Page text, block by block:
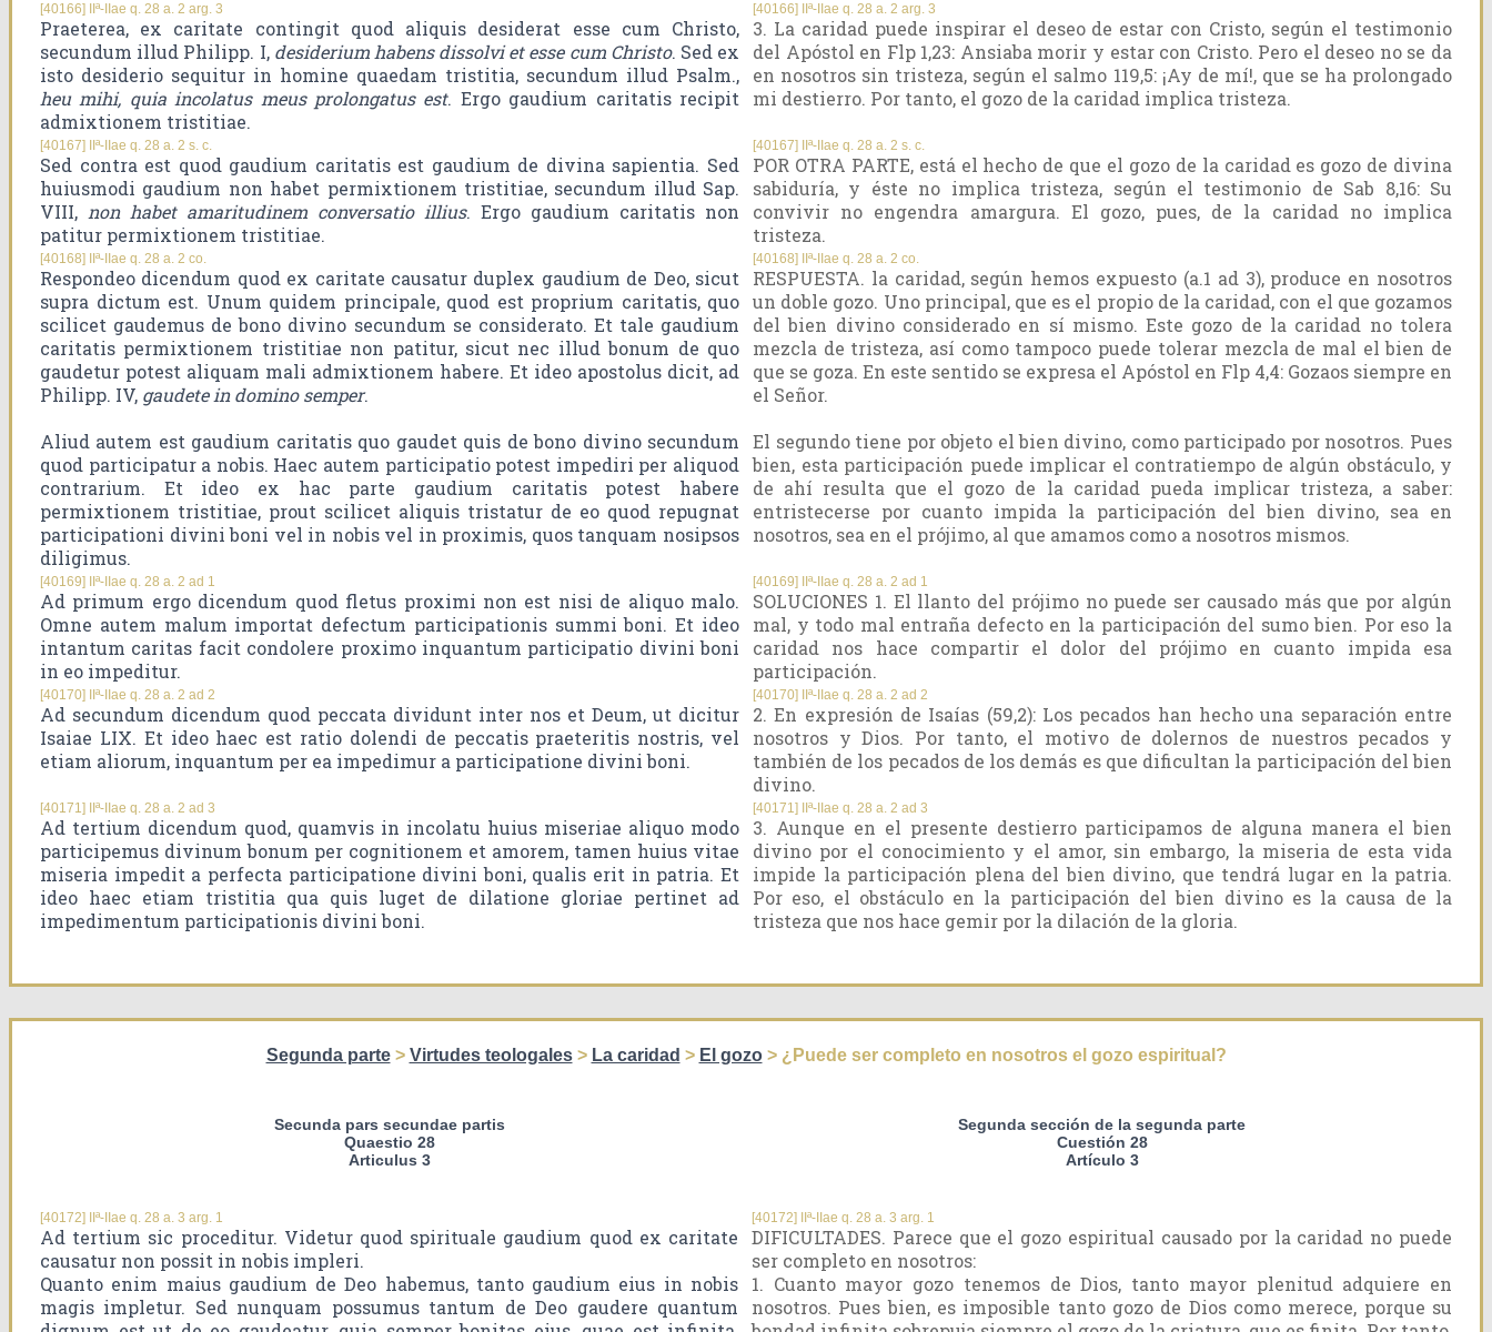
[40166] IIª-IIae q. 28 a. 2 arg. 3
Praeterea, ex caritate contingit quod aliquis desiderat esse cum Christo,
secundum illud Philipp. I, desiderium habens dissolvi et esse cum Christo. Sed ex
isto desiderio sequitur in homine quaedam tristitia, secundum illud Psalm.,
heu mihi, quia incolatus meus prolongatus est. Ergo gaudium caritatis recipit
admixtionem tristitiae.
[40166] IIª-IIae q. 28 a. 2 arg. 3
3. La caridad puede inspirar el deseo de estar con Cristo, según el testimonio
del Apóstol en Flp 1,23: Ansiaba morir y estar con Cristo. Pero el deseo no se da
en nosotros sin tristeza, según el salmo 119,5: ¡Ay de mí!, que se ha prolongado
mi destierro. Por tanto, el gozo de la caridad implica tristeza.
[40167] IIª-IIae q. 28 a. 2 s. c.
Sed contra est quod gaudium caritatis est gaudium de divina sapientia. Sed
huiusmodi gaudium non habet permixtionem tristitiae, secundum illud Sap.
VIII, non habet amaritudinem conversatio illius. Ergo gaudium caritatis non
patitur permixtionem tristitiae.
[40167] IIª-IIae q. 28 a. 2 s. c.
POR OTRA PARTE, está el hecho de que el gozo de la caridad es gozo de divina
sabiduría, y éste no implica tristeza, según el testimonio de Sab 8,16: Su
convivir no engendra amargura. El gozo, pues, de la caridad no implica
tristeza.
[40168] IIª-IIae q. 28 a. 2 co.
Respondeo dicendum quod ex caritate causatur duplex gaudium de Deo, sicut
supra dictum est. Unum quidem principale, quod est proprium caritatis, quo
scilicet gaudemus de bono divino secundum se considerato. Et tale gaudium
caritatis permixtionem tristitiae non patitur, sicut nec illud bonum de quo
gaudetur potest aliquam mali admixtionem habere. Et ideo apostolus dicit, ad
Philipp. IV, gaudete in domino semper.
Aliud autem est gaudium caritatis quo gaudet quis de bono divino secundum
quod participatur a nobis. Haec autem participatio potest impediri per aliquod
contrarium. Et ideo ex hac parte gaudium caritatis potest habere
permixtionem tristitiae, prout scilicet aliquis tristatur de eo quod repugnat
participationi divini boni vel in nobis vel in proximis, quos tanquam nosipsos
diligimus.
[40168] IIª-IIae q. 28 a. 2 co.
RESPUESTA. la caridad, según hemos expuesto (a.1 ad 3), produce en nosotros
un doble gozo. Uno principal, que es el propio de la caridad, con el que gozamos
del bien divino considerado en sí mismo. Este gozo de la caridad no tolera
mezcla de tristeza, así como tampoco puede tolerar mezcla de mal el bien de
que se goza. En este sentido se expresa el Apóstol en Flp 4,4: Gozaos siempre en
el Señor.
El segundo tiene por objeto el bien divino, como participado por nosotros. Pues
bien, esta participación puede implicar el contratiempo de algún obstáculo, y
de ahí resulta que el gozo de la caridad pueda implicar tristeza, a saber:
entristecerse por cuanto impida la participación del bien divino, sea en
nosotros, sea en el prójimo, al que amamos como a nosotros mismos.
[40169] IIª-IIae q. 28 a. 2 ad 1
Ad primum ergo dicendum quod fletus proximi non est nisi de aliquo malo.
Omne autem malum importat defectum participationis summi boni. Et ideo
intantum caritas facit condolere proximo inquantum participatio divini boni
in eo impeditur.
[40169] IIª-IIae q. 28 a. 2 ad 1
SOLUCIONES 1. El llanto del prójimo no puede ser causado más que por algún
mal, y todo mal entraña defecto en la participación del sumo bien. Por eso la
caridad nos hace compartir el dolor del prójimo en cuanto impida esa
participación.
[40170] IIª-IIae q. 28 a. 2 ad 2
Ad secundum dicendum quod peccata dividunt inter nos et Deum, ut dicitur
Isaiae LIX. Et ideo haec est ratio dolendi de peccatis praeteritis nostris, vel
etiam aliorum, inquantum per ea impedimur a participatione divini boni.
[40170] IIª-IIae q. 28 a. 2 ad 2
2. En expresión de Isaías (59,2): Los pecados han hecho una separación entre
nosotros y Dios. Por tanto, el motivo de dolernos de nuestros pecados y
también de los pecados de los demás es que dificultan la participación del bien
divino.
[40171] IIª-IIae q. 28 a. 2 ad 3
Ad tertium dicendum quod, quamvis in incolatu huius miseriae aliquo modo
participemus divinum bonum per cognitionem et amorem, tamen huius vitae
miseria impedit a perfecta participatione divini boni, qualis erit in patria. Et
ideo haec etiam tristitia qua quis luget de dilatione gloriae pertinet ad
impedimentum participationis divini boni.
[40171] IIª-IIae q. 28 a. 2 ad 3
3. Aunque en el presente destierro participamos de alguna manera el bien
divino por el conocimiento y el amor, sin embargo, la miseria de esta vida
impide la participación plena del bien divino, que tendrá lugar en la patria.
Por eso, el obstáculo en la participación del bien divino es la causa de la
tristeza que nos hace gemir por la dilación de la gloria.
Segunda parte> Virtudes teologales> La caridad > El gozo> ¿Puede ser completo en nosotros el gozo espiritual?
Secunda pars secundae partis
Quaestio 28
Articulus 3
[40172] IIª-IIae q. 28 a. 3 arg. 1
Ad tertium sic proceditur. Videtur quod spirituale gaudium quod ex caritate
causatur non possit in nobis impleri.
Quanto enim maius gaudium de Deo habemus, tanto gaudium eius in nobis
magis impletur. Sed nunquam possumus tantum de Deo gaudere quantum
Segunda sección de la segunda parte
Cuestión 28
Artículo 3
[40172] IIª-IIae q. 28 a. 3 arg. 1
DIFICULTADES. Parece que el gozo espiritual causado por la caridad no puede
ser completo en nosotros:
1. Cuanto mayor gozo tenemos de Dios, tanto mayor plenitud adquiere en
nosotros. Pues bien, es imposible tanto gozo de Dios como merece, porque su